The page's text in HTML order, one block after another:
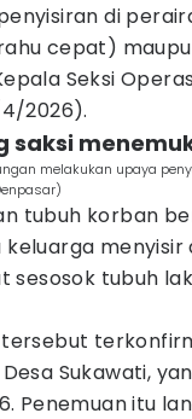
di
cepat)
Seksi
2026).
saksi
melakukan upaya
tubuh korban
menyisir
sesosok tubuh
Sukawati,
Penemuan itu